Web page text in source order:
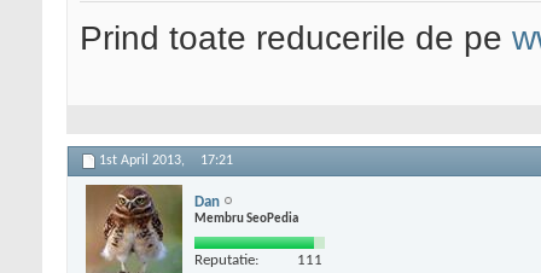
Prind toate reducerile de pe
1st April 2013, 17:21
Dan
Membru SeoPedia
Reputatie: 111